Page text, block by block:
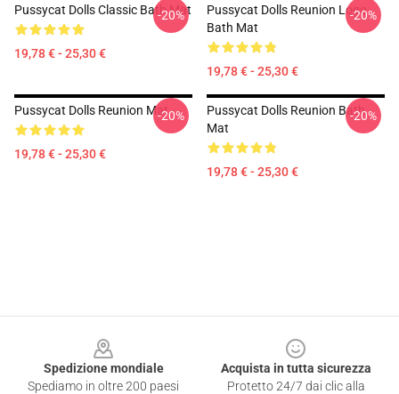
Pussycat Dolls Classic Bath Mat
19,78 € - 25,30 €
-20%
Pussycat Dolls Reunion Logo
Bath Mat
19,78 € - 25,30 €
-20%
Pussycat Dolls Reunion Mat
19,78 € - 25,30 €
-20%
Pussycat Dolls Reunion Bath
Mat
19,78 € - 25,30 €
-20%
Spedizione mondiale
Spediamo in oltre 200 paesi
Acquista in tutta sicurezza
Protetto 24/7 dai clic alla